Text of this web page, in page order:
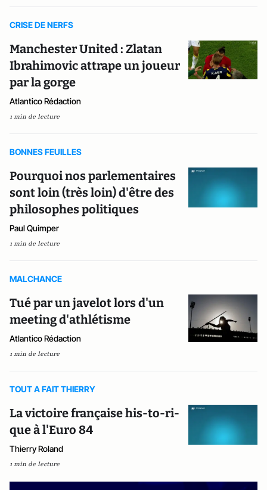
CRISE DE NERFS
Manchester United : Zlatan
Ibrahimovic attrape un joueur
par la gorge
Atlantico Rédaction
1 min de lecture
BONNES FEUILLES
Pourquoi nos parlementaires
sont loin (très loin) d'être des
philosophes politiques
Paul Quimper
1 min de lecture
MALCHANCE
Tué par un javelot lors d'un
meeting d'athlétisme
Atlantico Rédaction
1 min de lecture
TOUT A FAIT THIERRY
La victoire française his-to-ri-
que à l'Euro 84
Thierry Roland
1 min de lecture